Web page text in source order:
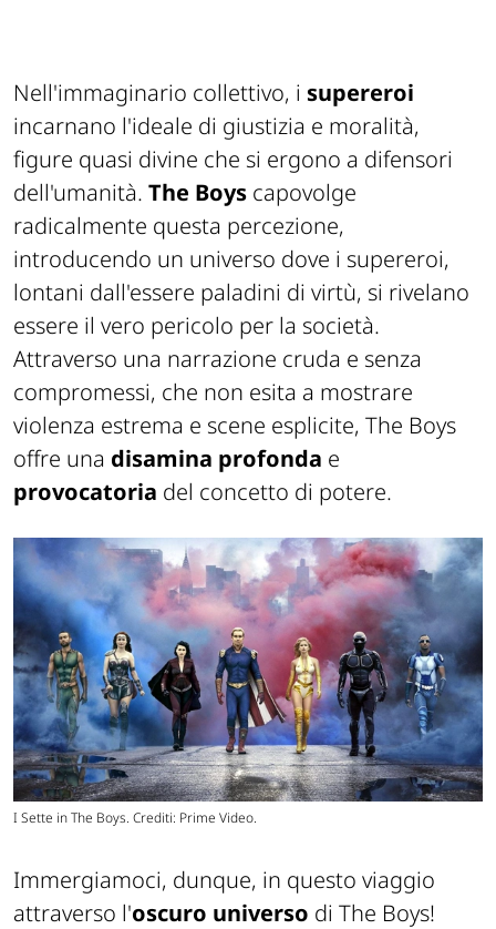
Nell'immaginario collettivo, i supereroi
incarnano l'ideale di giustizia e moralità,
figure quasi divine che si ergono a difensori
dell'umanità. The Boys capovolge
radicalmente questa percezione,
introducendo un universo dove i supereroi,
lontani dall'essere paladini di virtù, si rivelano
essere il vero pericolo per la società.
Attraverso una narrazione cruda e senza
compromessi, che non esita a mostrare
violenza estrema e scene esplicite, The Boys
offre una disamina profonda e
provocatoria del concetto di potere.
I Sette in The Boys. Crediti: Prime Video.
Immergiamoci, dunque, in questo viaggio
attraverso l'oscuro universo di The Boys!